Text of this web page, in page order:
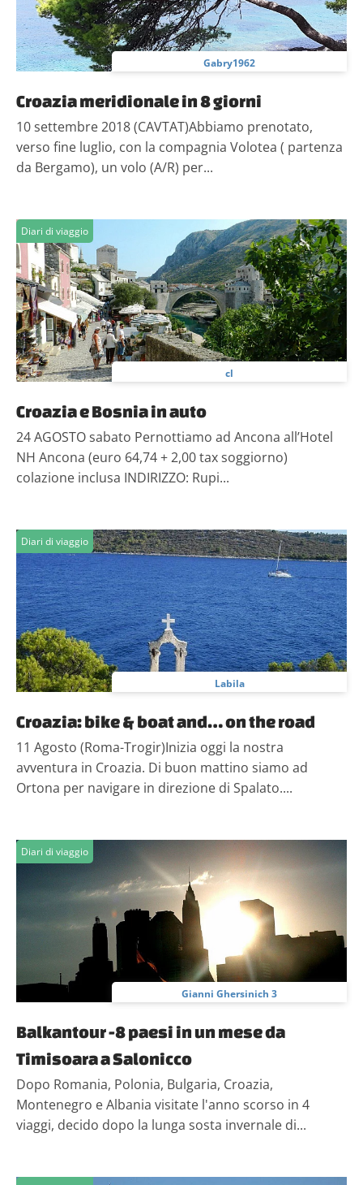
Gabry1962
Croazia meridionale in 8 giorni
10 settembre 2018 (CAVTAT)Abbiamo prenotato,
verso fine luglio, con la compagnia Volotea ( partenza
da Bergamo), un volo (A/R) per...
Diari di viaggio
cl
Croazia e Bosnia in auto
24 AGOSTO sabato Pernottiamo ad Ancona all’Hotel
NH Ancona (euro 64,74 + 2,00 tax soggiorno)
colazione inclusa INDIRIZZO: Rupi...
Diari di viaggio
Labila
Croazia: bike & boat and… on the road
11 Agosto (Roma-Trogir)Inizia oggi la nostra
avventura in Croazia. Di buon mattino siamo ad
Ortona per navigare in direzione di Spalato....
Diari di viaggio
Gianni Ghersinich 3
Balkantour -8 paesi in un mese da
Timisoara a Salonicco
Dopo Romania, Polonia, Bulgaria, Croazia,
Montenegro e Albania visitate l'anno scorso in 4
viaggi, decido dopo la lunga sosta invernale di...